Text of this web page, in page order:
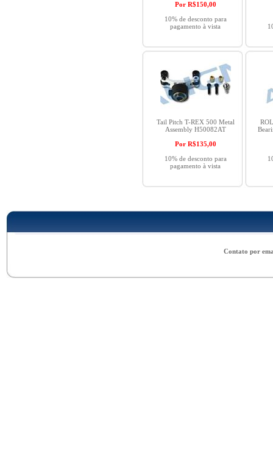
Por R$150,00
10% de desconto para
pagamento à vista
Tail Pitch T-REX 500 Metal
Assembly H50082AT
Por R$135,00
10% de desconto para
pagamento à vista
Contato por